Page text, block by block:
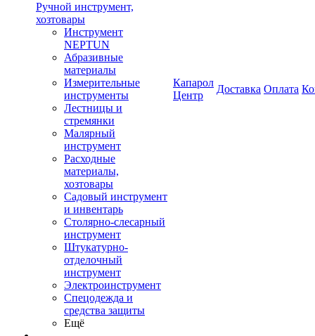
Ручной инструмент,
хозтовары
Инструмент
NEPTUN
Абразивные
материалы
Измерительные
инструменты
Лестницы и
стремянки
Малярный
инструмент
Расходные
материалы,
хозтовары
Садовый инструмент
и инвентарь
Столярно-слесарный
инструмент
Штукатурно-
отделочный
инструмент
Электроинструмент
Спецодежда и
средства защиты
Ещё
Капарол
Центр
Доставка Оплата